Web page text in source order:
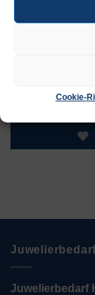
Cookie-
Juwelierbedarf